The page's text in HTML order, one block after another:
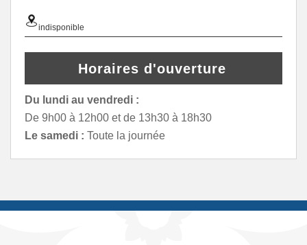
indisponible
Horaires d'ouverture
Du lundi au vendredi :
De 9h00 à 12h00 et de 13h30 à 18h30
Le samedi : Toute la journée